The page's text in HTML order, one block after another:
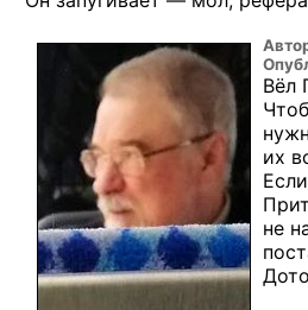
Вёл
их
не